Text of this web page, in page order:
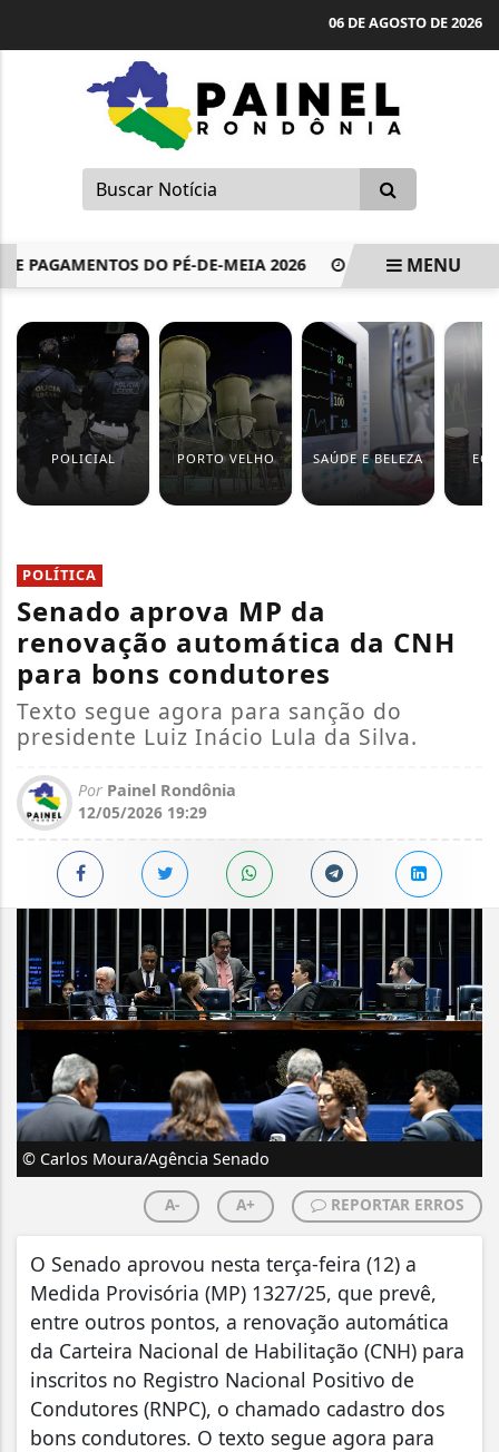
06 DE AGOSTO DE 2026
DO PÉ-DE-MEIA 2026 PM É PRESO APÓS
MENU
POLICIAL PORTO VELHO SAÚDE E BELEZA
POLÍTICA
Senado aprova MP da
renovação automática da CNH
para bons condutores
Texto segue agora para sanção do
presidente Luiz Inácio Lula da Silva.
Por Painel Rondônia
12/05/2026 19:29
© Carlos Moura/Agência Senado
A- A+ REPORTAR ERROS
O Senado aprovou nesta terça-feira (12) a
Medida Provisória (MP) 1327/25, que prevê,
entre outros pontos, a renovação automática
da Carteira Nacional de Habilitação (CNH) para
inscritos no Registro Nacional Positivo de
Condutores (RNPC), o chamado cadastro dos
bons condutores. O texto segue agora para